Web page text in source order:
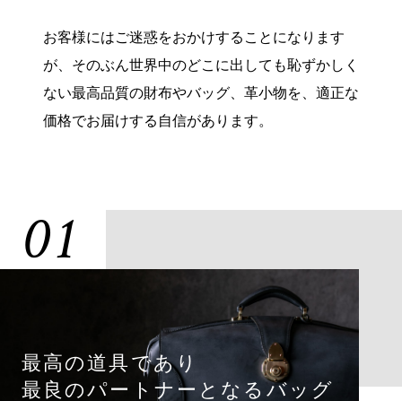
お客様にはご迷惑をおかけすることになります
が、そのぶん世界中のどこに出しても恥ずかしく
ない最高品質の財布やバッグ、革小物を、適正な
価格でお届けする自信があります。
01
最高の道具であり
最良のパートナーとなるバッグ